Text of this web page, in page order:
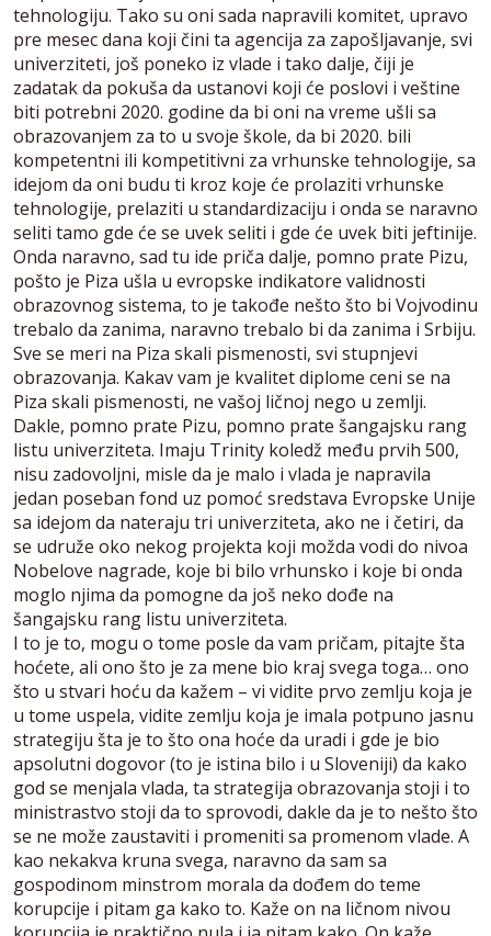
tehnologiju. Tako su oni sada napravili komitet, upravo
pre mesec dana koji čini ta agencija za zapošljavanje, svi
univerziteti, još poneko iz vlade i tako dalje, čiji je
zadatak da pokuša da ustanovi koji će poslovi i veštine
biti potrebni 2020. godine da bi oni na vreme ušli sa
obrazovanjem za to u svoje škole, da bi 2020. bili
kompetentni ili kompetitivni za vrhunske tehnologije, sa
idejom da oni budu ti kroz koje će prolaziti vrhunske
tehnologije, prelaziti u standardizaciju i onda se naravno
seliti tamo gde će se uvek seliti i gde će uvek biti jeftinije.
Onda naravno, sad tu ide priča dalje, pomno prate Pizu,
pošto je Piza ušla u evropske indikatore validnosti
obrazovnog sistema, to je takođe nešto što bi Vojvodinu
trebalo da zanima, naravno trebalo bi da zanima i Srbiju.
Sve se meri na Piza skali pismenosti, svi stupnjevi
obrazovanja. Kakav vam je kvalitet diplome ceni se na
Piza skali pismenosti, ne vašoj ličnoj nego u zemlji.
Dakle, pomno prate Pizu, pomno prate šangajsku rang
listu univerziteta. Imaju Trinity koledž među prvih 500,
nisu zadovoljni, misle da je malo i vlada je napravila
jedan poseban fond uz pomoć sredstava Evropske Unije
sa idejom da nateraju tri univerziteta, ako ne i četiri, da
se udruže oko nekog projekta koji možda vodi do nivoa
Nobelove nagrade, koje bi bilo vrhunsko i koje bi onda
moglo njima da pomogne da još neko dođe na
šangajsku rang listu univerziteta.
I to je to, mogu o tome posle da vam pričam, pitajte šta
hoćete, ali ono što je za mene bio kraj svega toga… ono
što u stvari hoću da kažem – vi vidite prvo zemlju koja je
u tome uspela, vidite zemlju koja je imala potpuno jasnu
strategiju šta je to što ona hoće da uradi i gde je bio
apsolutni dogovor (to je istina bilo i u Sloveniji) da kako
god se menjala vlada, ta strategija obrazovanja stoji i to
ministrastvo stoji da to sprovodi, dakle da je to nešto što
se ne može zaustaviti i promeniti sa promenom vlade. A
kao nekakva kruna svega, naravno da sam sa
gospodinom minstrom morala da dođem do teme
korupcije i pitam ga kako to. Kaže on na ličnom nivou